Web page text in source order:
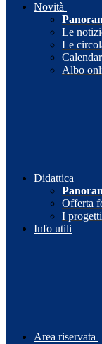
Novità
Le
Le
Albo
Didattica
Offerta
I
Info utili
Area riservata